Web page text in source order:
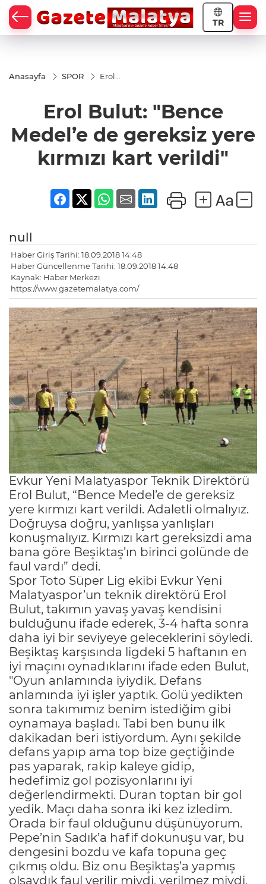
TR
Anasayfa SPOR
Erol
Medel’e
de
yere
kırmızı
kart
verildi"
Erol Bulut: "Bence
Medel’e de gereksiz yere
kırmızı kart verildi"
null
Haber Giriş Tarihi: 18.09.2018 14:48
Haber Güncellenme Tarihi: 18.09.2018 14:48
Kaynak: Haber Merkezi
https://www.gazetemalatya.com/
Evkur Yeni Malatyaspor Teknik Direktörü
Erol Bulut, “Bence Medel’e de gereksiz
yere kırmızı kart verildi. Adaletli olmalıyız.
Doğruysa doğru, yanlışsa yanlışları
konuşmalıyız. Kırmızı kart gereksizdi ama
bana göre Beşiktaş’ın birinci golünde de
faul vardı” dedi.
Spor Toto Süper Lig ekibi Evkur Yeni
Malatyaspor’un teknik direktörü Erol
Bulut, takımın yavaş yavaş kendisini
bulduğunu ifade ederek, 3-4 hafta sonra
daha iyi bir seviyeye geleceklerini söyledi.
Beşiktaş karşısında ligdeki 5 haftanın en
iyi maçını oynadıklarını ifade eden Bulut,
"Oyun anlamında iyiydik. Defans
anlamında iyi işler yaptık. Golü yedikten
sonra takımımız benim istediğim gibi
oynamaya başladı. Tabi ben bunu ilk
dakikadan beri istiyordum. Aynı şekilde
defans yapıp ama top bize geçtiğinde
pas yaparak, rakip kaleye gidip,
hedefimiz gol pozisyonlarını iyi
değerlendirmekti. Duran toptan bir gol
yedik. Maçı daha sonra iki kez izledim.
Orada bir faul olduğunu düşünüyorum.
Pepe’nin Sadık’a hafif dokunuşu var, bu
dengesini bozdu ve kafa topuna geç
çıkmış oldu. Biz onu Beşiktaş’a yapmış
olsaydık faul verilir miydi, verilmez miydi,